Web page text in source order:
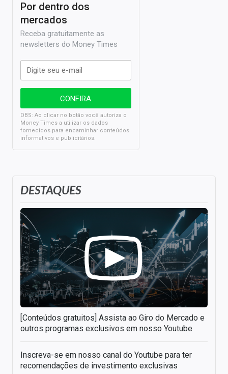
DESTAQUES
[Conteúdos gratuitos] Assista ao Giro do Mercado e
outros programas exclusivos em nosso Youtube
Inscreva-se em nosso canal do Youtube para ter
recomendações de investimento exclusivas
Por dentro dos
mercados
Receba gratuitamente as
newsletters do Money Times
OBS: Ao clicar no botão você autoriza o
Money Times a utilizar os dados
fornecidos para encaminhar conteúdos
informativos e publicitários.